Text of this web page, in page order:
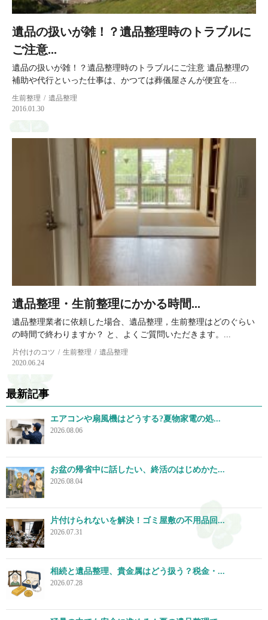
遺品の扱いが雑！？遺品整理時のトラブルに
ご注意...
遺品の扱いが雑！？遺品整理時のトラブルにご注意 遺品整理の
補助や代行といった仕事は、かつては葬儀屋さんが便宜を...
生前整理
遺品整理
2016.01.30
遺品整理・生前整理にかかる時間...
遺品整理業者に依頼した場合、遺品整理，生前整理はどのぐらい
の時間で終わりますか？ と、よくご質問いただきます。...
片付けのコツ 生前整理
遺品整理
2020.06.24
最新記事
エアコンや扇風機はどうする?夏物家電の処...
2026.08.06
お盆の帰省中に話したい、終活のはじめかた...
2026.08.04
片付けられないを解決！ゴミ屋敷の不用品回...
2026.07.31
相続と遺品整理、貴金属はどう扱う？税金・...
2026.07.28